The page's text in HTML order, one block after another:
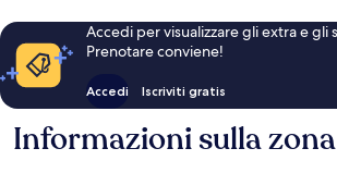
Accedi per visualizzare gli extra e gli
Prenotare conviene!
Accedi Iscriviti gratis
Informazioni sulla zona